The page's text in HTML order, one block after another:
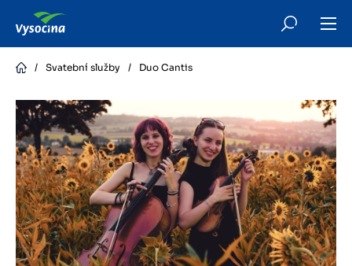
content/ Svatební služby / Duo Cantis